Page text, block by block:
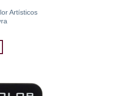
Artísticos